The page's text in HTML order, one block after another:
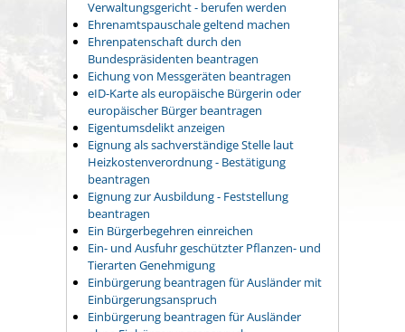
Verwaltungsgericht - berufen werden
Ehrenamtspauschale geltend machen
Ehrenpatenschaft durch den
Bundespräsidenten beantragen
Eichung von Messgeräten beantragen
eID-Karte als europäische Bürgerin oder
europäischer Bürger beantragen
Eigentumsdelikt anzeigen
Eignung als sachverständige Stelle laut
Heizkostenverordnung - Bestätigung
beantragen
Eignung zur Ausbildung - Feststellung
beantragen
Ein Bürgerbegehren einreichen
Ein- und Ausfuhr geschützter Pflanzen- und
Tierarten Genehmigung
Einbürgerung beantragen für Ausländer mit
Einbürgerungsanspruch
Einbürgerung beantragen für Ausländer